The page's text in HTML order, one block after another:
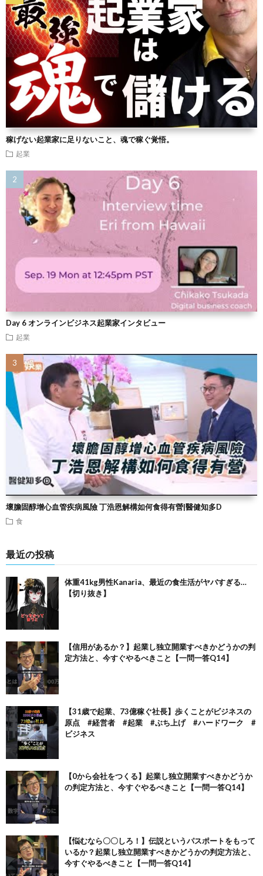
稼げない起業家に足りないこと、魂で稼ぐ覚悟。
起業
Day 6 オンラインビジネス起業家インタビュー
起業
壞膽固醇增心血管疾病風險 丁浩恩解構如何食得有營|醫健知多D
食
最近の投稿
体重41kg男性Kanaria、最近の食生活がヤバすぎる…
【切り抜き】
【信用があるか？】起業し独立開業すべきかどうかの判
定方法と、今すぐやるべきこと【一問一答Q14】
【31歳で起業、73億稼ぐ社長】歩くことがビジネスの
原点 #経営者 #起業 #ぶち上げ #ハードワーク #
ビジネス
【0から会社をつくる】起業し独立開業すべきかどうか
の判定方法と、今すぐやるべきこと【一問一答Q14】
【悩むなら〇〇しろ！】伝説というパスポートをもって
いるか？起業し独立開業すべきかどうかの判定方法と、
今すぐやるべきこと【一問一答Q14】